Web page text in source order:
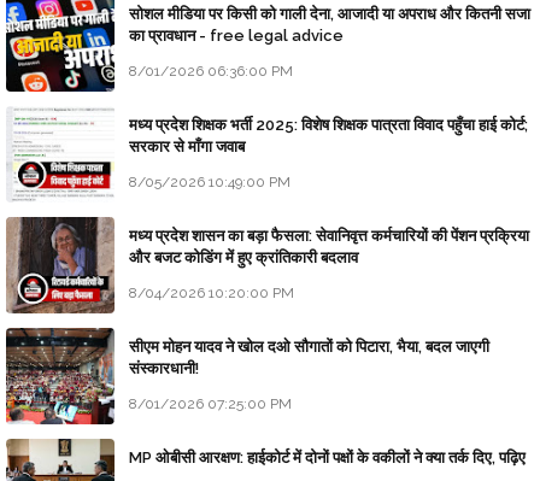
सोशल मीडिया पर किसी को गाली देना, आजादी या अपराध और कितनी सजा
का प्रावधान - free legal advice
8/01/2026 06:36:00 PM
मध्य प्रदेश शिक्षक भर्ती 2025: विशेष शिक्षक पात्रता विवाद पहुँचा हाई कोर्ट;
सरकार से माँगा जवाब
8/05/2026 10:49:00 PM
मध्य प्रदेश शासन का बड़ा फैसला: सेवानिवृत्त कर्मचारियों की पेंशन प्रक्रिया
और बजट कोडिंग में हुए क्रांतिकारी बदलाव
8/04/2026 10:20:00 PM
सीएम मोहन यादव ने खोल दओ सौगातों को पिटारा, भैया, बदल जाएगी
संस्कारधानी!
8/01/2026 07:25:00 PM
MP ओबीसी आरक्षण: हाईकोर्ट में दोनों पक्षों के वकीलों ने क्या तर्क दिए, पढ़िए